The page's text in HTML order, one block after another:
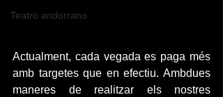
Teatro andorrano
Actualment, cada vegada es paga més
amb targetes que en efectiu. Ambdues
maneres de realitzar els nostres